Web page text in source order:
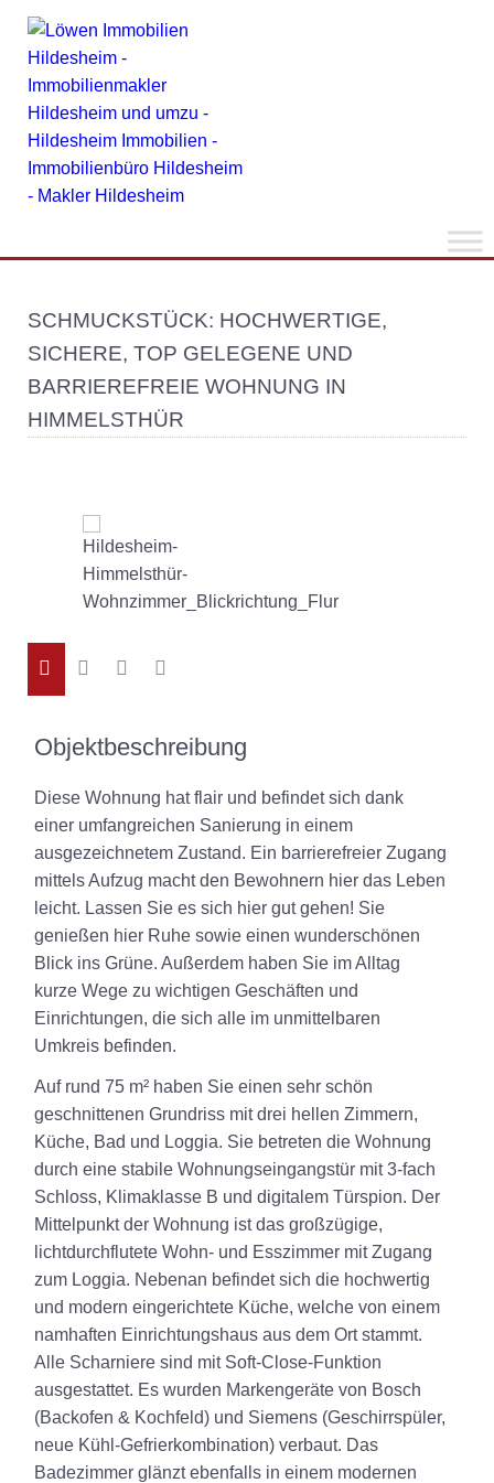
SCHMUCKSTÜCK: HOCHWERTIGE,
SICHERE, TOP GELEGENE UND
BARRIEREFREIE WOHNUNG IN
HIMMELSTHÜR
Objektbeschreibung
Diese Wohnung hat flair und befindet sich dank
einer umfangreichen Sanierung in einem
ausgezeichnetem Zustand. Ein barrierefreier Zugang
mittels Aufzug macht den Bewohnern hier das Leben
leicht. Lassen Sie es sich hier gut gehen! Sie
genießen hier Ruhe sowie einen wunderschönen
Blick ins Grüne. Außerdem haben Sie im Alltag
kurze Wege zu wichtigen Geschäften und
Einrichtungen, die sich alle im unmittelbaren
Umkreis befinden.
Auf rund 75 m² haben Sie einen sehr schön
geschnittenen Grundriss mit drei hellen Zimmern,
Küche, Bad und Loggia. Sie betreten die Wohnung
durch eine stabile Wohnungseingangstür mit 3-fach
Schloss, Klimaklasse B und digitalem Türspion. Der
Mittelpunkt der Wohnung ist das großzügige,
lichtdurchflutete Wohn- und Esszimmer mit Zugang
zum Loggia. Nebenan befindet sich die hochwertig
und modern eingerichtete Küche, welche von einem
namhaften Einrichtungshaus aus dem Ort stammt.
Alle Scharniere sind mit Soft-Close-Funktion
ausgestattet. Es wurden Markengeräte von Bosch
(Backofen & Kochfeld) und Siemens (Geschirrspüler,
neue Kühl-Gefrierkombination) verbaut. Das
Badezimmer glänzt ebenfalls in einem modernen